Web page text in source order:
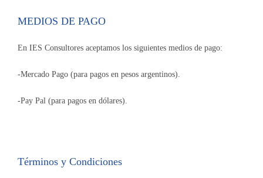
MEDIOS DE PAGO
En IES Consultores aceptamos los siguientes medios de pago:
-Mercado Pago (para pagos en pesos argentinos).
-Pay Pal (para pagos en dólares).
Términos y Condiciones